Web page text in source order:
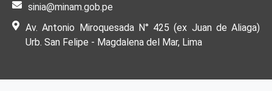
sinia@minam.gob.pe
Av. Antonio Miroquesada N° 425 (ex Juan de Aliaga)
Urb. San Felipe - Magdalena del Mar, Lima